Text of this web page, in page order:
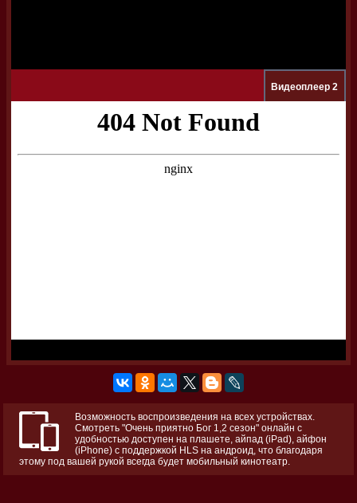
Видеоплеер 2
Возможность воспроизведения на всех устройствах.
Смотреть "Очень приятно Бог 1,2 сезон" онлайн с
удобностью доступен на плашете, айпад (iPad), айфон
(iPhone) с поддержкой HLS на андроид, что благодаря
этому под вашей рукой всегда будет мобильный кинотеатр.